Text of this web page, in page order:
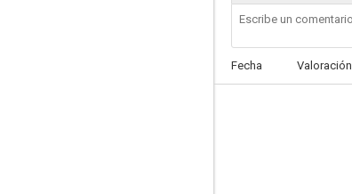
Fecha Valoración